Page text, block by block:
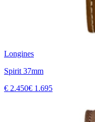
Longines
Spirit 37mm
€ 2.450€ 1.695